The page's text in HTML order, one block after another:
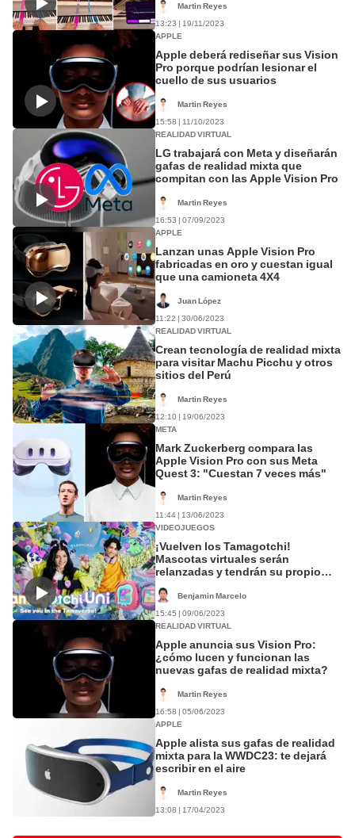
Martin Reyes
13:23 | 19/11/2023
APPLE
Apple deberá rediseñar sus Vision
Pro porque podrían lesionar el
cuello de sus usuarios
Martin Reyes
15:58 | 11/10/2023
REALIDAD VIRTUAL
LG trabajará con Meta y diseñarán
gafas de realidad mixta que
compitan con las Apple Vision Pro
Martin Reyes
16:53 | 07/09/2023
APPLE
Lanzan unas Apple Vision Pro
fabricadas en oro y cuestan igual
que una camioneta 4X4
Juan López
11:22 | 30/06/2023
REALIDAD VIRTUAL
Crean tecnología de realidad mixta
para visitar Machu Picchu y otros
sitios del Perú
Martin Reyes
12:10 | 19/06/2023
META
Mark Zuckerberg compara las
Apple Vision Pro con sus Meta
Quest 3: "Cuestan 7 veces más"
Martin Reyes
11:44 | 13/06/2023
VIDEOJUEGOS
¡Vuelven los Tamagotchi!
Mascotas virtuales serán
relanzadas y tendrán su propio
Benjamin Marcelo
15:45 | 09/06/2023
REALIDAD VIRTUAL
Apple anuncia sus Vision Pro:
¿cómo lucen y funcionan las
nuevas gafas de realidad mixta?
Martin Reyes
16:58 | 05/06/2023
APPLE
Apple alista sus gafas de realidad
mixta para la WWDC23: te dejará
escribir en el aire
Martin Reyes
13:08 | 17/04/2023